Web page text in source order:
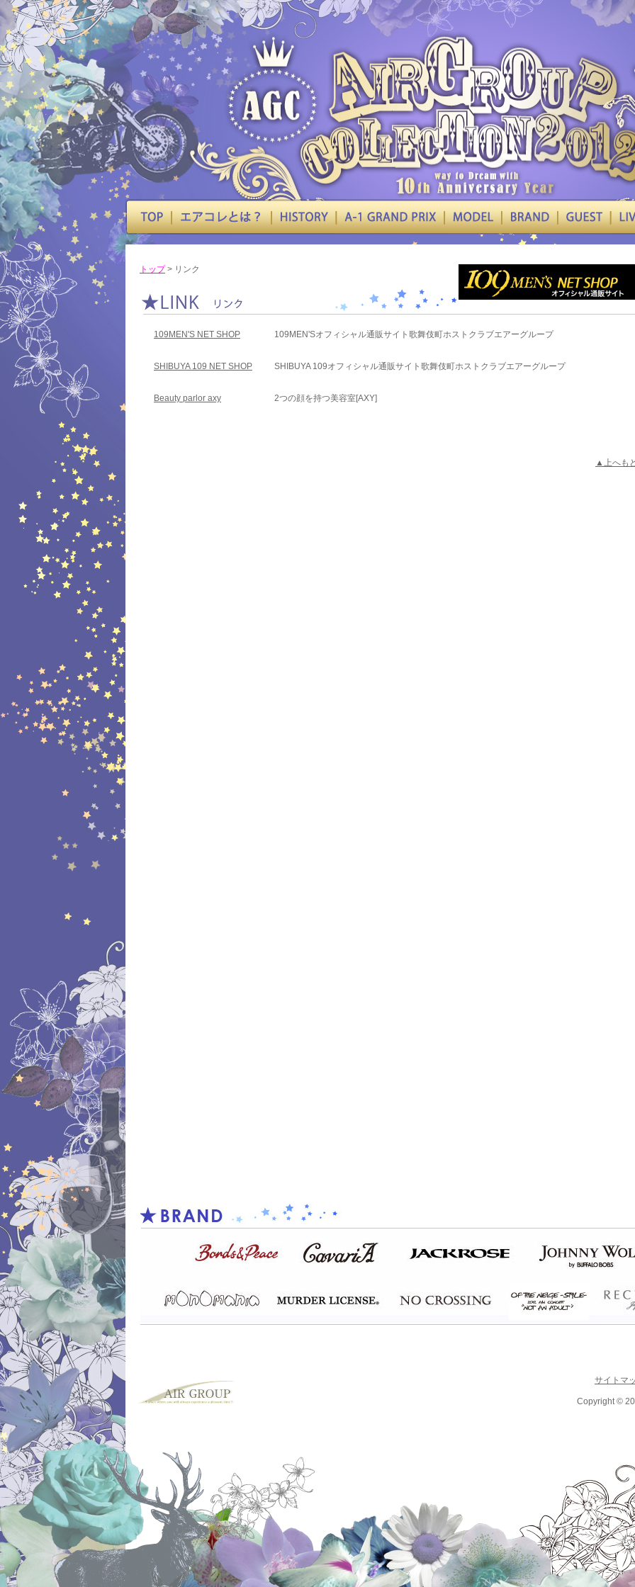
トップ> リンク
109MEN'S NET SHOP 109MEN'Sオフィシャル通販サイト歌舞伎町ホストクラブエアーグループ
SHIBUYA 109 NET SHOP SHIBUYA 109オフィシャル通販サイト歌舞伎町ホストクラブエアーグループ
Beauty parlor axy 2つの顔を持つ美容室[AXY]
▲上へも
サイトマ
Copyright ©